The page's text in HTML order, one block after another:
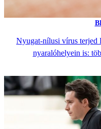
Nyugat-nílusi vírus terjed
nyaralóhelyein is: